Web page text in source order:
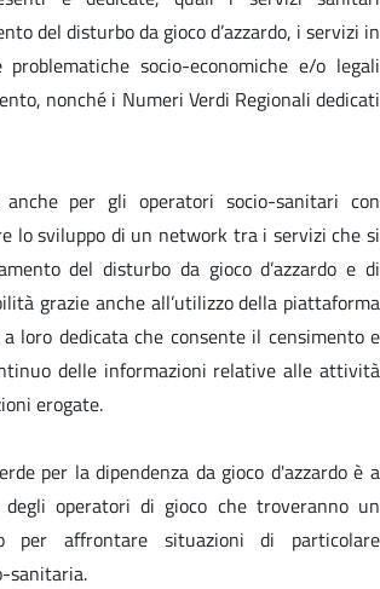
del disturbo da gioco d’azzardo, i servizi in
socio-economiche e/o legali
nonché i Numeri Verdi Regionali dedicati
per gli operatori socio-sanitari con
lo sviluppo di un network tra i servizi che si
del disturbo da gioco d’azzardo e di
grazie anche all’utilizzo della piattaforma
loro dedicata che consente il censimento e
delle informazioni relative alle attività
erogate.
per la dipendenza da gioco d'azzardo è a
degli operatori di gioco che troveranno un
per affrontare situazioni di particolare
sanitaria.